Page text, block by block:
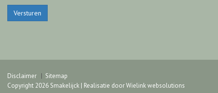
Versturen
Disclaimer
Sitemap
Copyright 2026 Smakelijck | Realisatie doorWielink websolutions